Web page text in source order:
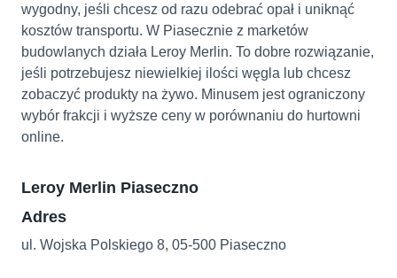
wygodny, jeśli chcesz od razu odebrać opał i uniknąć
kosztów transportu. W Piasecznie z marketów
budowlanych działa Leroy Merlin. To dobre rozwiązanie,
jeśli potrzebujesz niewielkiej ilości węgla lub chcesz
zobaczyć produkty na żywo. Minusem jest ograniczony
wybór frakcji i wyższe ceny w porównaniu do hurtowni
online.
Leroy Merlin Piaseczno
Adres
ul. Wojska Polskiego 8, 05-500 Piaseczno